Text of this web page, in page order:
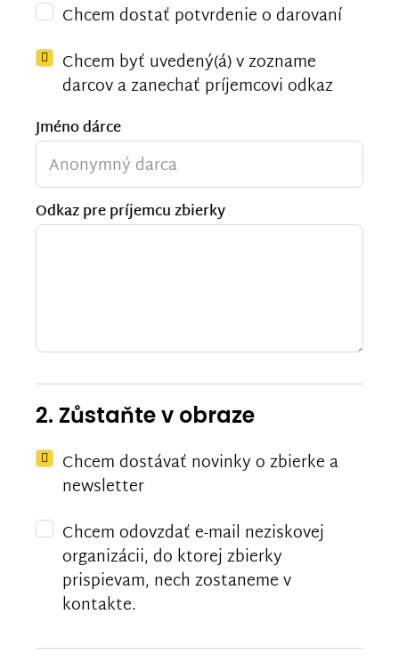
Chcem dostať potvrdenie o darovaní
Chcem byť uvedený(á) v zozname
darcov a zanechať príjemcovi odkaz
Jméno dárce
Odkaz pre príjemcu zbierky
2. Zůstaňte v obraze
Chcem dostávať novinky o zbierke a
newsletter
Chcem odovzdať e-mail neziskovej
organizácii, do ktorej zbierky
prispievam, nech zostaneme v
kontakte.